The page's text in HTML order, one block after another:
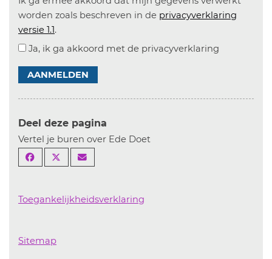
worden zoals beschreven in de privacyverklaring
versie 1.1.
Ja, ik ga akkoord met de privacyverklaring
AANMELDEN
Deel deze pagina
Vertel je buren over Ede Doet
Toegankelijkheidsverklaring
Sitemap